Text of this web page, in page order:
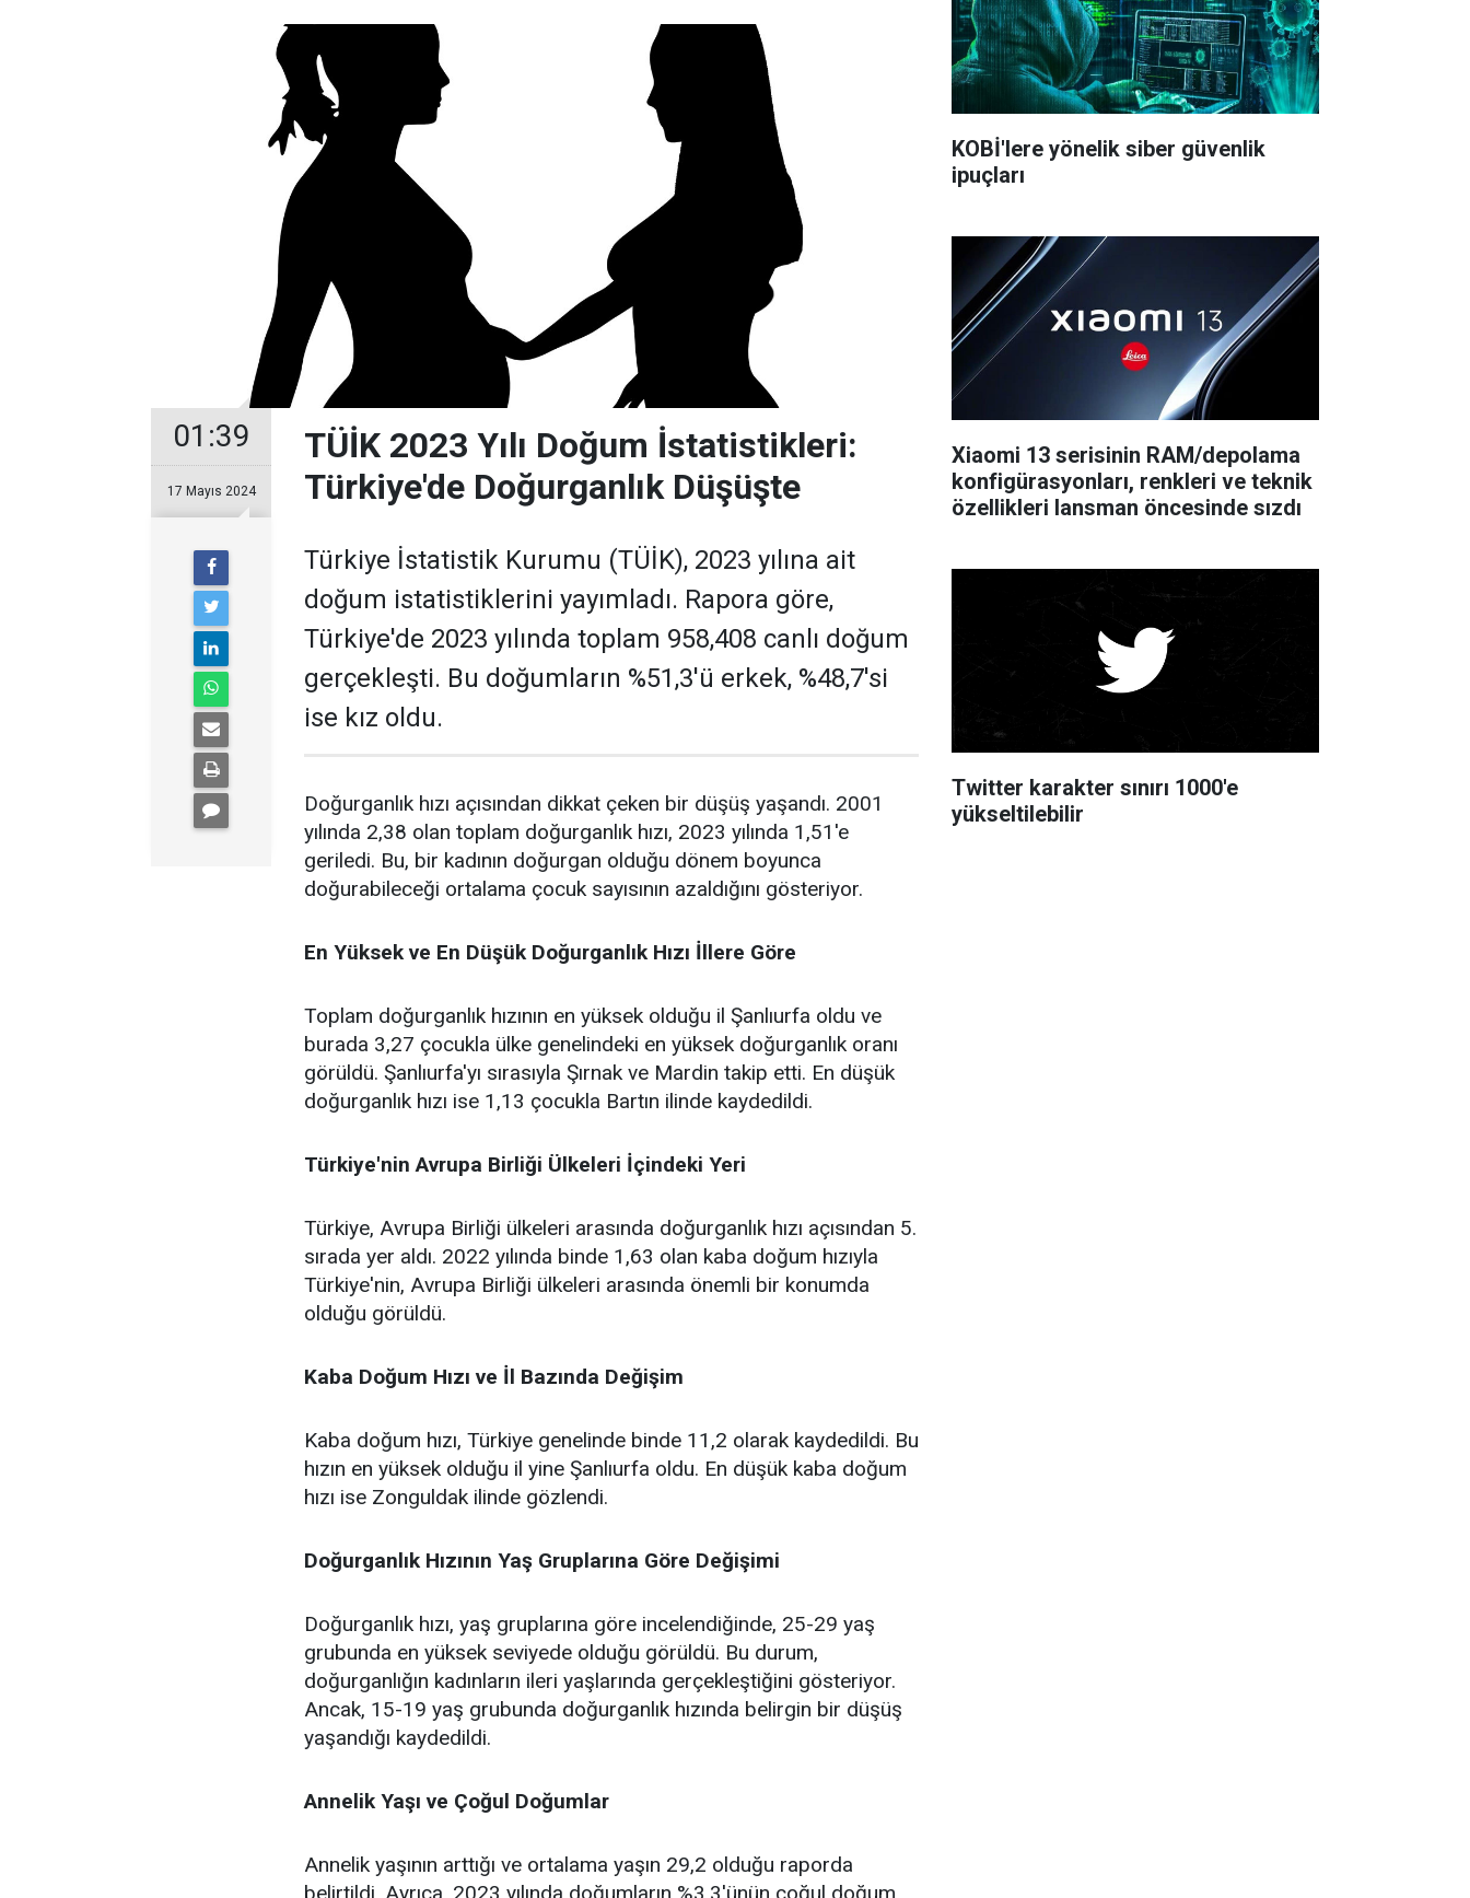
01:39
17 Mayıs 2024
TÜİK 2023 Yılı Doğum İstatistikleri:
Türkiye'de Doğurganlık Düşüşte
Türkiye İstatistik Kurumu (TÜİK), 2023 yılına ait
doğum istatistiklerini yayımladı. Rapora göre,
Türkiye'de 2023 yılında toplam 958,408 canlı doğum
gerçekleşti. Bu doğumların %51,3'ü erkek, %48,7'si
ise kız oldu.
Doğurganlık hızı açısından dikkat çeken bir düşüş yaşandı. 2001
yılında 2,38 olan toplam doğurganlık hızı, 2023 yılında 1,51'e
geriledi. Bu, bir kadının doğurgan olduğu dönem boyunca
doğurabileceği ortalama çocuk sayısının azaldığını gösteriyor.
En Yüksek ve En Düşük Doğurganlık Hızı İllere Göre
Toplam doğurganlık hızının en yüksek olduğu il Şanlıurfa oldu ve
burada 3,27 çocukla ülke genelindeki en yüksek doğurganlık oranı
görüldü. Şanlıurfa'yı sırasıyla Şırnak ve Mardin takip etti. En düşük
doğurganlık hızı ise 1,13 çocukla Bartın ilinde kaydedildi.
Türkiye'nin Avrupa Birliği Ülkeleri İçindeki Yeri
Türkiye, Avrupa Birliği ülkeleri arasında doğurganlık hızı açısından 5.
sırada yer aldı. 2022 yılında binde 1,63 olan kaba doğum hızıyla
Türkiye'nin, Avrupa Birliği ülkeleri arasında önemli bir konumda
olduğu görüldü.
Kaba Doğum Hızı ve İl Bazında Değişim
Kaba doğum hızı, Türkiye genelinde binde 11,2 olarak kaydedildi. Bu
hızın en yüksek olduğu il yine Şanlıurfa oldu. En düşük kaba doğum
hızı ise Zonguldak ilinde gözlendi.
Doğurganlık Hızının Yaş Gruplarına Göre Değişimi
Doğurganlık hızı, yaş gruplarına göre incelendiğinde, 25-29 yaş
grubunda en yüksek seviyede olduğu görüldü. Bu durum,
doğurganlığın kadınların ileri yaşlarında gerçekleştiğini gösteriyor.
Ancak, 15-19 yaş grubunda doğurganlık hızında belirgin bir düşüş
yaşandığı kaydedildi.
Annelik Yaşı ve Çoğul Doğumlar
Annelik yaşının arttığı ve ortalama yaşın 29,2 olduğu raporda
KOBİ'lere yönelik siber güvenlik
ipuçları
Xiaomi 13 serisinin RAM/depolama
konfigürasyonları, renkleri ve teknik
özellikleri lansman öncesinde sızdı
Twitter karakter sınırı 1000'e
yükseltilebilir